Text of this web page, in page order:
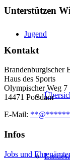
Jugend
Unterstützen
Kontakt
Brandenburgischer
Haus des Sports
Olympischer Weg 7
14471 Potsdam
E-Mail: **@
Infos
Jobs und